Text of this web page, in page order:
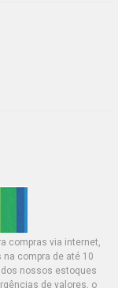
compras via internet,
compra de até 10
nossos estoques
de valores, o